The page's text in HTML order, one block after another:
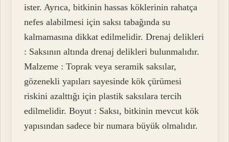
ister. Ayrıca, bitkinin hassas köklerinin rahatça
nefes alabilmesi için saksı tabağında su
kalmamasına dikkat edilmelidir. Drenaj delikleri
: Saksının altında drenaj delikleri bulunmalıdır.
Malzeme : Toprak veya seramik saksılar,
gözenekli yapıları sayesinde kök çürümesi
riskini azalttığı için plastik saksılara tercih
edilmelidir. Boyut : Saksı, bitkinin mevcut kök
yapısından sadece bir numara büyük olmalıdır.